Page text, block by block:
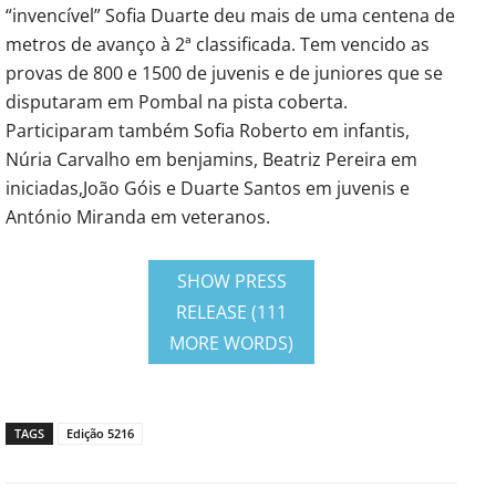
“invencível” Sofia Duarte deu mais de uma centena de
metros de avanço à 2ª classificada. Tem vencido as
provas de 800 e 1500 de juvenis e de juniores que se
disputaram em Pombal na pista coberta.
Participaram também Sofia Roberto em infantis,
Núria Carvalho em benjamins, Beatriz Pereira em
iniciadas,João Góis e Duarte Santos em juvenis e
António Miranda em veteranos.
SHOW PRESS
RELEASE (111
MORE WORDS)
TAGS Edição 5216